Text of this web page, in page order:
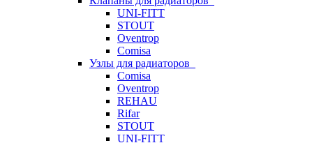
UNI-FITT
STOUT
Oventrop
Comisa
Узлы для радиаторов
Comisa
Oventrop
REHAU
Rifar
STOUT
UNI-FITT